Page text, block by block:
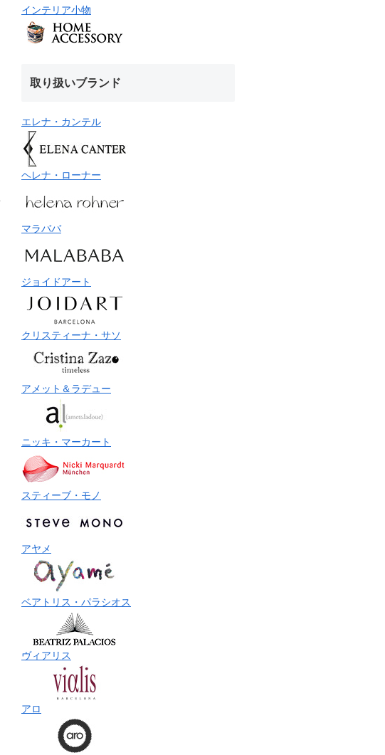
インテリア小物
取り扱いブランド
エレナ・カンテル
ヘレナ・ローナー
マラババ
ジョイドアート
クリスティーナ・サソ
アメット＆ラデュー
ニッキ・マーカート
スティーブ・モノ
アヤメ
ベアトリス・パラシオス
ヴィアリス
アロ